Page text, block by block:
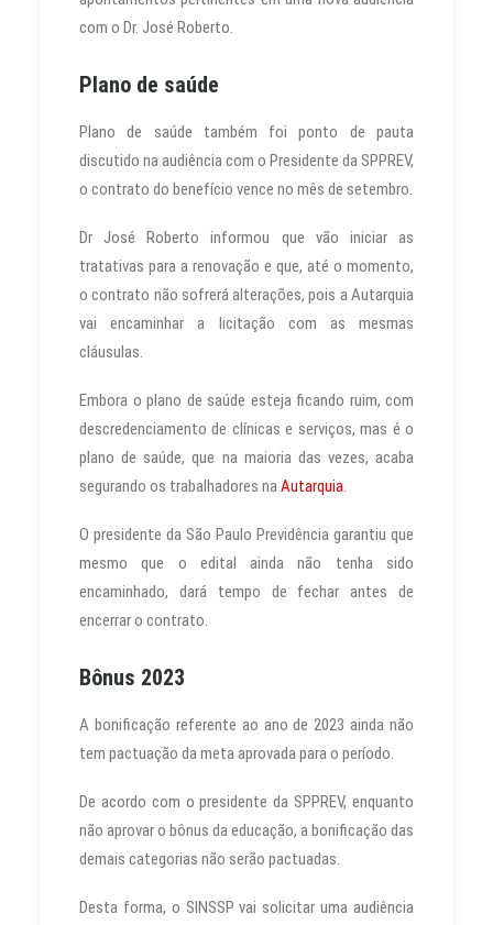
com o Dr. José Roberto.
Plano de saúde
Plano de saúde também foi ponto de pauta
discutido na audiência com o Presidente da SPPREV,
o contrato do benefício vence no mês de setembro.
Dr José Roberto informou que vão iniciar as
tratativas para a renovação e que, até o momento,
o contrato não sofrerá alterações, pois a Autarquia
vai encaminhar a licitação com as mesmas
cláusulas.
Embora o plano de saúde esteja ficando ruim, com
descredenciamento de clínicas e serviços, mas é o
plano de saúde, que na maioria das vezes, acaba
segurando os trabalhadores naAutarquia.
O presidente da São Paulo Previdência garantiu que
mesmo que o edital ainda não tenha sido
encaminhado, dará tempo de fechar antes de
encerrar o contrato.
Bônus 2023
A bonificação referente ao ano de 2023 ainda não
tem pactuação da meta aprovada para o período.
De acordo com o presidente da SPPREV, enquanto
não aprovar o bônus da educação, a bonificação das
demais categorias não serão pactuadas.
Desta forma, o SINSSP vai solicitar uma audiência